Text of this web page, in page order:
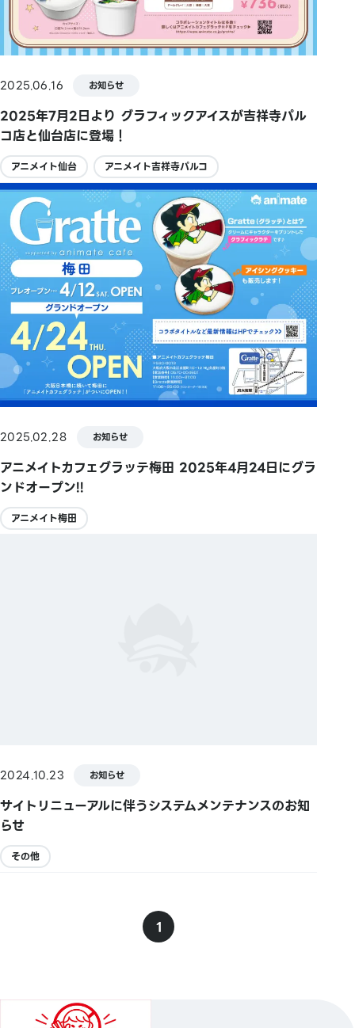
2025.06.16 お知らせ
2025年7月2日より グラフィックアイスが吉祥寺パル
コ店と仙台店に登場！
アニメイト仙台 アニメイト吉祥寺パルコ
2025.02.28 お知らせ
アニメイトカフェグラッテ梅田 2025年4月24日にグラ
ンドオープン!!
アニメイト梅田
2024.10.23 お知らせ
サイトリニューアルに伴うシステムメンテナンスのお知
らせ
その他
1